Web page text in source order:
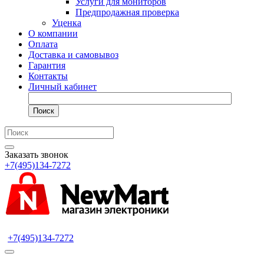
Предпродажная проверка
Уценка
О компании
Оплата
Доставка и самовывоз
Гарантия
Контакты
Личный кабинет
Поиск
Заказать звонок
+7(495)134-7272
+7(495)134-7272